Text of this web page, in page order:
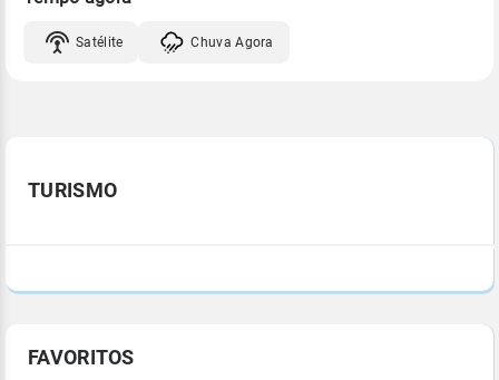
Satélite Chuva Agora
TURISMO
FAVORITOS